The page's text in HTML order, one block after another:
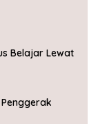
Belajar Lewat